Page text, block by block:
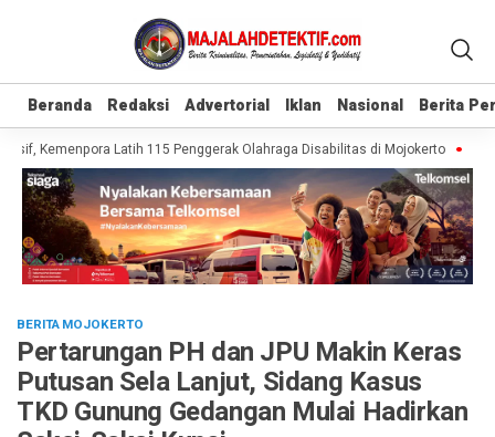
Beranda Redaksi Advertorial Iklan Nasional Berita
Beranda Redaksi Advertorial Iklan Nasional Berita
Kemenpora Latih 115 Penggerak Olahraga Disabilitas di Mojokerto
BERITA MOJOKERTO
Pertarungan PH dan JPU Makin Keras
Putusan Sela Lanjut, Sidang Kasus
TKD Gunung Gedangan Mulai Hadirkan